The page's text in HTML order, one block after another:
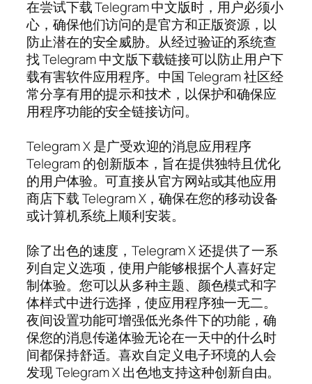
在尝试下载 Telegram 中文版时，用户必须小
心，确保他们访问的是官方和正版资源，以
防止潜在的安全威胁。从经过验证的系统查
找 Telegram 中文版下载链接可以防止用户下
载有害软件应用程序。中国 Telegram 社区经
常分享有用的提示和技术，以保护和确保应
用程序功能的安全链接访问。
Telegram X 是广受欢迎的消息应用程序
Telegram 的创新版本，旨在提供独特且优化
的用户体验。可直接从官方网站或其他应用
商店下载 Telegram X，确保在您的移动设备
或计算机系统上顺利安装。
除了出色的速度，Telegram X 还提供了一系
列自定义选项，使用户能够根据个人喜好定
制体验。您可以从多种主题、颜色模式和字
体样式中进行选择，使应用程序独一无二。
夜间设置功能可增强低光条件下的功能，确
保您的消息传递体验无论在一天中的什么时
间都保持舒适。喜欢自定义电子环境的人会
发现 Telegram X 出色地支持这种创新自由。